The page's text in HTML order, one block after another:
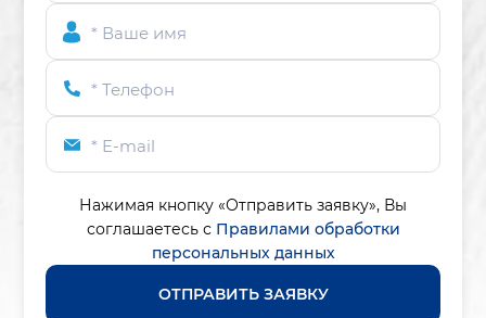
* Ваше имя
* Телефон
* E-mail
Нажимая кнопку «Отправить заявку», Вы
соглашаетесь с Правилами обработки
персональных данных
ОТПРАВИТЬ ЗАЯВКУ